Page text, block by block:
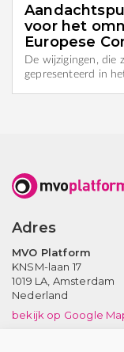
voor het
Europese
De wijzigingen, die
gepresenteerd in
Adres
MVO Platform
KNSM-laan 17
1019 LA, Amsterdam
Nederland
bekijk op Google